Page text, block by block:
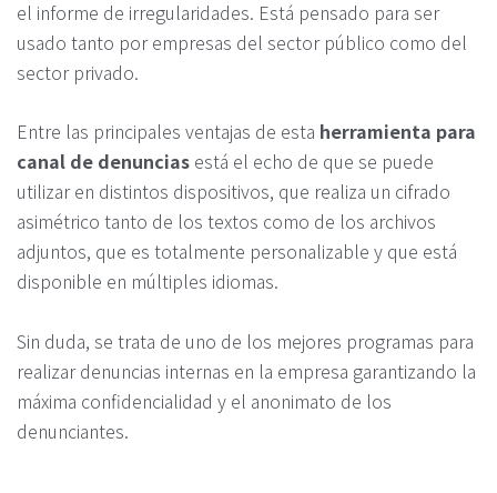
el informe de irregularidades. Está pensado para ser
usado tanto por empresas del sector público como del
sector privado.
Entre las principales ventajas de esta herramienta para
canal de denuncias está el echo de que se puede
utilizar en distintos dispositivos, que realiza un cifrado
asimétrico tanto de los textos como de los archivos
adjuntos, que es totalmente personalizable y que está
disponible en múltiples idiomas.
Sin duda, se trata de uno de los mejores programas para
realizar denuncias internas en la empresa garantizando la
máxima confidencialidad y el anonimato de los
denunciantes.